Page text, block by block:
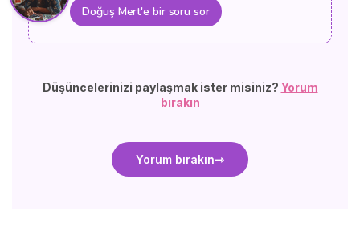
Doğuş Mert'e bir soru sor
Düşüncelerinizi paylaşmak ister misiniz? Yorum
bırakın
Yorum bırakın